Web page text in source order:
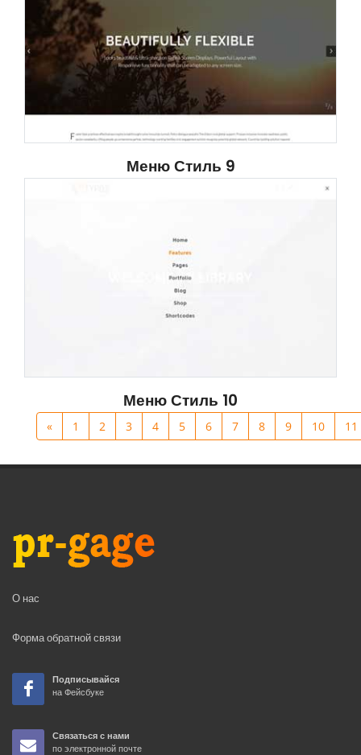
Меню Стиль 9
Меню Стиль 10
« 1 2 3 4 5 6 7 8 9 10 11
О нас
Форма обратной связи
Подписывайся
на Фейсбуке
Связаться с нами
по электронной почте